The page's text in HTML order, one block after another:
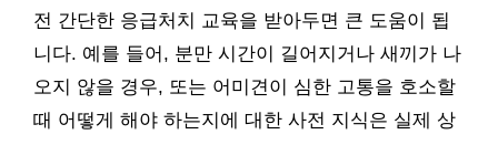
전 간단한 응급처치 교육을 받아두면 큰 도움이 됩
니다. 예를 들어, 분만 시간이 길어지거나 새끼가 나
오지 않을 경우, 또는 어미견이 심한 고통을 호소할
때 어떻게 해야 하는지에 대한 사전 지식은 실제 상